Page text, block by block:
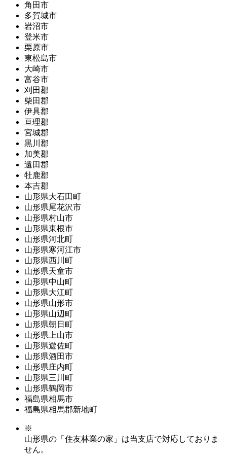
角田市
多賀城市
岩沼市
登米市
栗原市
東松島市
大崎市
富谷市
刈田郡
柴田郡
伊具郡
亘理郡
宮城郡
黒川郡
加美郡
遠田郡
牡鹿郡
本吉郡
山形県大石田町
山形県尾花沢市
山形県村山市
山形県東根市
山形県河北町
山形県寒河江市
山形県西川町
山形県天童市
山形県中山町
山形県大江町
山形県山形市
山形県山辺町
山形県朝日町
山形県上山市
山形県遊佐町
山形県酒田市
山形県庄内町
山形県三川町
山形県鶴岡市
福島県相馬市
福島県相馬郡新地町
※
山形県の「住友林業の家」は当支店で対応しておりま
せん。